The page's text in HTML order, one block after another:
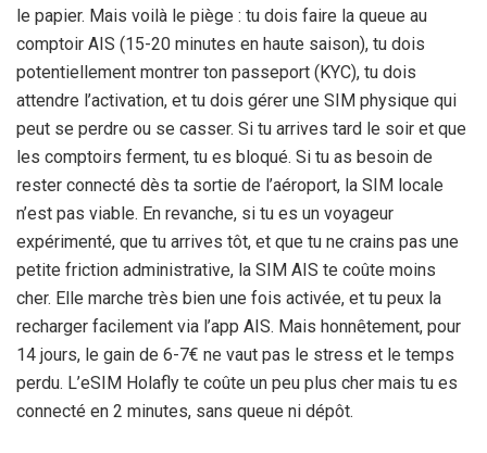
le papier. Mais voilà le piège : tu dois faire la queue au
comptoir AIS (15-20 minutes en haute saison), tu dois
potentiellement montrer ton passeport (KYC), tu dois
attendre l’activation, et tu dois gérer une SIM physique qui
peut se perdre ou se casser. Si tu arrives tard le soir et que
les comptoirs ferment, tu es bloqué. Si tu as besoin de
rester connecté dès ta sortie de l’aéroport, la SIM locale
n’est pas viable. En revanche, si tu es un voyageur
expérimenté, que tu arrives tôt, et que tu ne crains pas une
petite friction administrative, la SIM AIS te coûte moins
cher. Elle marche très bien une fois activée, et tu peux la
recharger facilement via l’app AIS. Mais honnêtement, pour
14 jours, le gain de 6-7€ ne vaut pas le stress et le temps
perdu. L’eSIM Holafly te coûte un peu plus cher mais tu es
connecté en 2 minutes, sans queue ni dépôt.